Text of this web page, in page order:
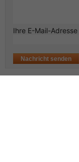
Ihre E-Mail-Adresse